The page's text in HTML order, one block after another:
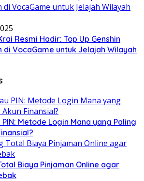
Resmi Hadir: Top Up Genshin
di VocaGame untuk Jelajah Wilayah
PIN: Metode Login Mana yang Paling
Biaya Pinjaman Online agar